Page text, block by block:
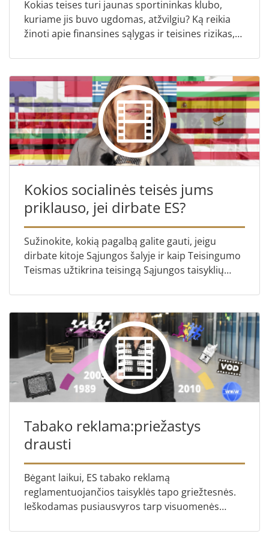
Kokias teises turi jaunas sportininkas klubo,
kuriame jis buvo ugdomas, atžvilgiu? Ką reikia
žinoti apie finansines sąlygas ir teisines rizikas,
sportininko ka...
Kokios socialinės teisės jums
priklauso, jei dirbate ES?
Sužinokite, kokią pagalbą galite gauti, jeigu
dirbate kitoje Sąjungos šalyje ir kaip Teisingumo
Teismas užtikrina teisingą Sąjungos taisyklių
Tabako reklama:priežastys
drausti
Bėgant laikui, ES tabako reklamą
reglamentuojančios taisyklės tapo griežtesnės.
Ieškodamas pusiausvyros tarp visuomenės
taisyklių, Teisingumo Teismas buvo parag...